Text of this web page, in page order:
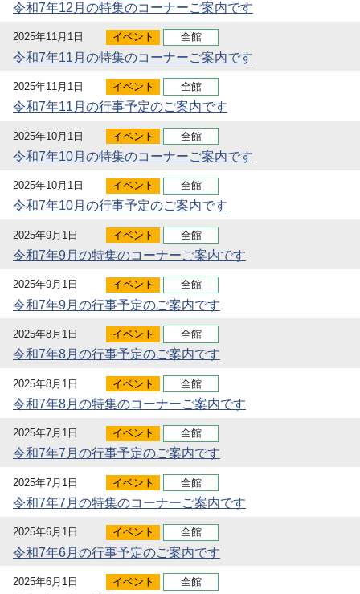
令和7年12月の特集のコーナーご案内です
2025年11月1日 イベント 全館
令和7年11月の特集のコーナーご案内です
2025年11月1日 イベント 全館
令和7年11月の行事予定のご案内です
2025年10月1日 イベント 全館
令和7年10月の特集のコーナーご案内です
2025年10月1日 イベント 全館
令和7年10月の行事予定のご案内です
2025年9月1日 イベント 全館
令和7年9月の特集のコーナーご案内です
2025年9月1日 イベント 全館
令和7年9月の行事予定のご案内です
2025年8月1日 イベント 全館
令和7年8月の行事予定のご案内です
2025年8月1日 イベント 全館
令和7年8月の特集のコーナーご案内です
2025年7月1日 イベント 全館
令和7年7月の行事予定のご案内です
2025年7月1日 イベント 全館
令和7年7月の特集のコーナーご案内です
2025年6月1日 イベント 全館
令和7年6月の行事予定のご案内です
2025年6月1日 イベント 全館